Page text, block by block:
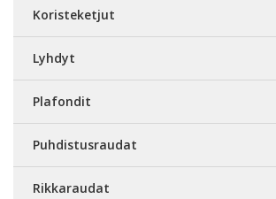
Koristeketjut
Lyhdyt
Plafondit
Puhdistusraudat
Rikkaraudat